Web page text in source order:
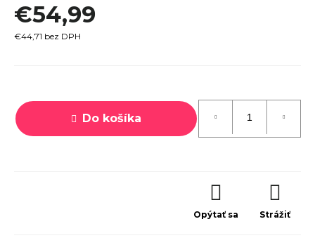
€54,99
€44,71 bez DPH
cena:
Do košíka
Opýtať sa Strážiť
€1 449